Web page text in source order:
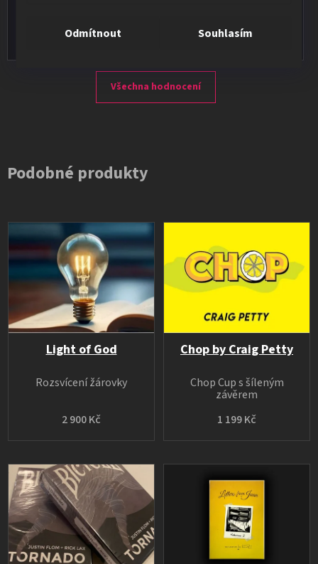
Odmítnout Souhlasím
Všechna hodnocení
Podobné produkty
Light of God
2 900 Kč
Rozsvícení žárovky
Chop by Craig Petty
1 199 Kč
Chop Cup s šíleným
závěrem